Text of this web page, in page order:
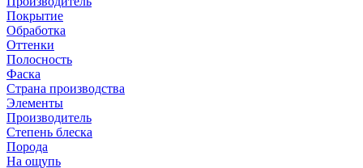
Покрытие
Обработка
Оттенки
Полосность
Фаска
Страна производства
Элементы
Производитель
Степень блеска
Порода
На ощупь